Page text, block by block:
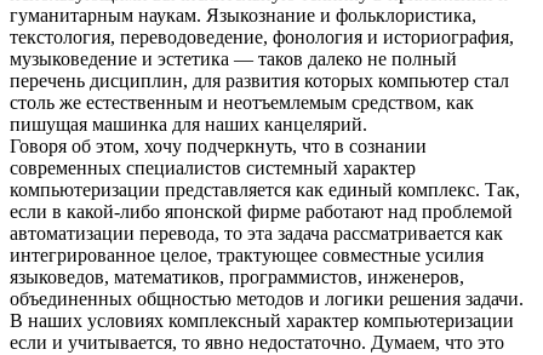
гуманитарным наукам. Языкознание и фольклористика,
текстология, переводоведение, фонология и историография,
музыковедение и эстетика — таков далеко не полный
перечень дисциплин, для развития которых компьютер стал
столь же естественным и неотъемлемым средством, как
пишущая машинка для наших канцелярий.
Говоря об этом, хочу подчеркнуть, что в сознании
современных специалистов системный характер
компьютеризации представляется как единый комплекс. Так,
если в какой-либо японской фирме работают над проблемой
автоматизации перевода, то эта задача рассматривается как
интегрированное целое, трактующее совместные усилия
языковедов, математиков, программистов, инженеров,
объединенных общностью методов и логики решения задачи.
В наших условиях комплексный характер компьютеризации
если и учитывается, то явно недостаточно. Думаем, что это